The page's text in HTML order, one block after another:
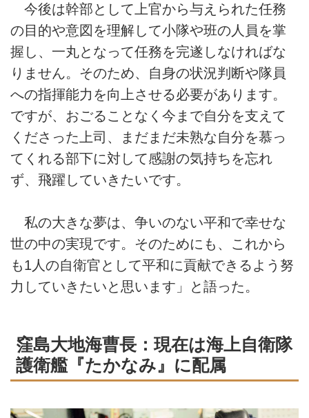
今後は幹部として上官から与えられた任務
の目的や意図を理解して小隊や班の人員を掌
握し、一丸となって任務を完遂しなければな
りません。そのため、自身の状況判断や隊員
への指揮能力を向上させる必要があります。
ですが、おごることなく今まで自分を支えて
くださった上司、まだまだ未熟な自分を慕っ
てくれる部下に対して感謝の気持ちを忘れ
ず、飛躍していきたいです。
私の大きな夢は、争いのない平和で幸せな
世の中の実現です。そのためにも、これから
も1人の自衛官として平和に貢献できるよう努
力していきたいと思います」と語った。
窪島大地海曹長：現在は海上自衛隊
護衛艦『たかなみ』に配属